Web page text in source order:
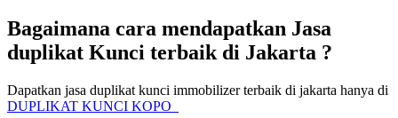
Bagaimana cara mendapatkan Jasa
duplikat Kunci terbaik di Jakarta ?
Dapatkan jasa duplikat kunci immobilizer terbaik di jakarta hanya di
DUPLIKAT KUNCI KOPO